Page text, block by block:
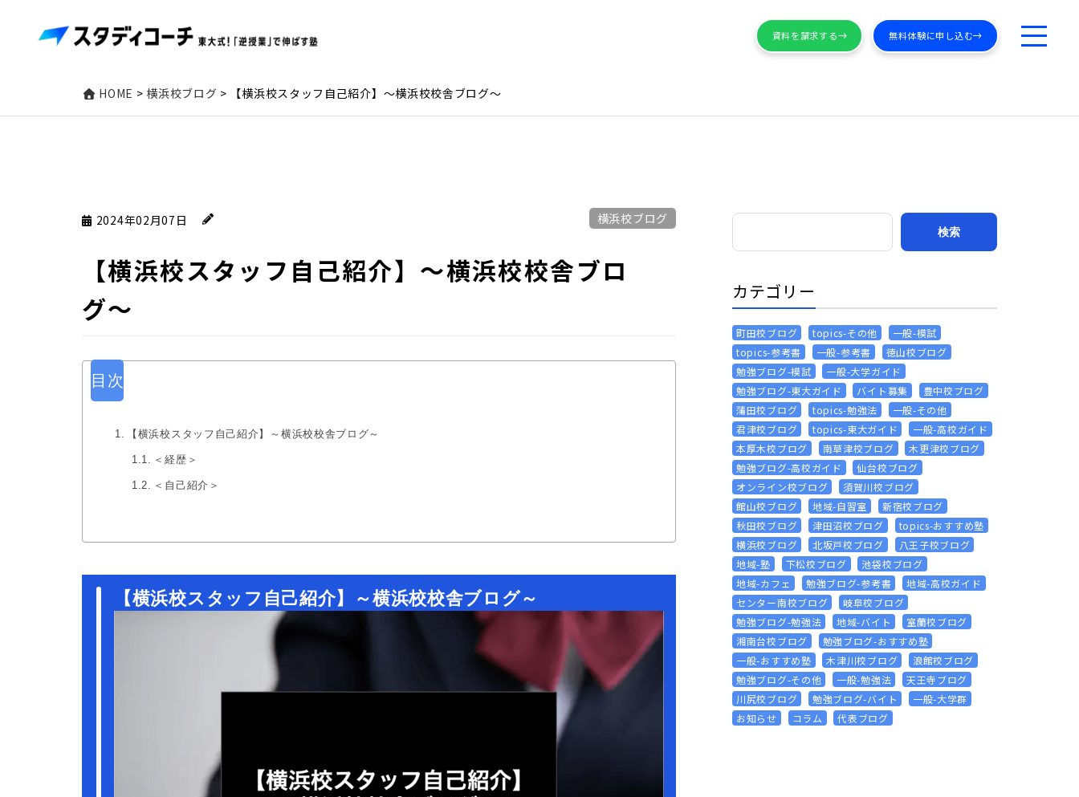
資料を請求する 無料体験に申し込む
HOME >横浜校ブログ > 【横浜校スタッフ自己紹介】〜横浜校校舎ブログ〜
2024年02月07日 横浜校ブログ
【横浜校スタッフ自己紹介】〜横浜校校舎ブロ
グ〜
目次
【横浜校スタッフ自己紹介】～横浜校校舎ブログ～
＜経歴＞
＜自己紹介＞
【横浜校スタッフ自己紹介】～横浜校校舎ブログ～
カテゴリー
町田校ブログ topics-その他
一般-模試
topics-参考書
一般-参考書
徳山校ブログ
勉強ブログ-模試
一般-大学ガイド
勉強ブログ-東大ガイド
バイト募集
豊中校ブログ
蒲田校ブログ
topics-勉強法
一般-その他
君津校ブログ
topics-東大ガイド
一般-高校ガイド
本厚木校ブログ
南草津校ブログ
木更津校ブログ
勉強ブログ-高校ガイド
仙台校ブログ
オンライン校ブログ
須賀川校ブログ
館山校ブログ
地域-自習室
新宿校ブログ
秋田校ブログ
津田沼校ブログ
topics-おすすめ塾
横浜校ブログ
北坂戸校ブログ
八王子校ブログ
地域-塾
下松校ブログ
池袋校ブログ
地域-カフェ
勉強ブログ-参考書
地域-高校ガイド
センター南校ブログ
岐阜校ブログ
勉強ブログ-勉強法
地域-バイト
室蘭校ブログ
湘南台校ブログ
勉強ブログ-おすすめ塾
一般-おすすめ塾
木津川校ブログ
浪館校ブログ
勉強ブログ-その他
一般-勉強法
天王寺ブログ
川尻校ブログ
勉強ブログ-バイト
一般-大学群
お知らせ
コラム 代表ブログ